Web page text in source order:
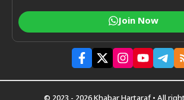
Join Now